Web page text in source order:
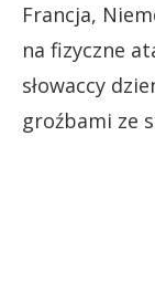
Francja,
na fizyczne
słowaccy
groźbami ze